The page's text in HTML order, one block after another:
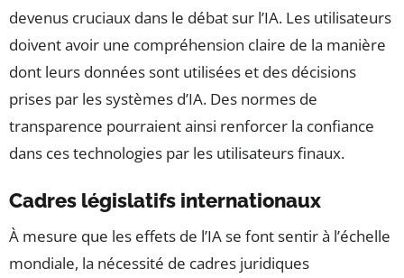
devenus cruciaux dans le débat sur l’IA. Les utilisateurs
doivent avoir une compréhension claire de la manière
dont leurs données sont utilisées et des décisions
prises par les systèmes d’IA. Des normes de
transparence pourraient ainsi renforcer la confiance
dans ces technologies par les utilisateurs finaux.
Cadres législatifs internationaux
À mesure que les effets de l’IA se font sentir à l’échelle
mondiale, la nécessité de cadres juridiques